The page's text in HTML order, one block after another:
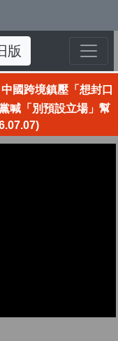
旧版
國跨境鎮壓「想封口
喊「別預設立場」幫